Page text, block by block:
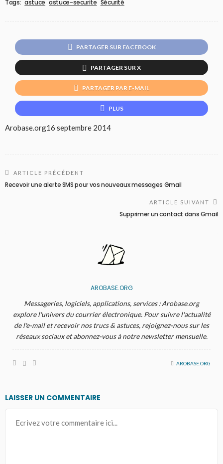
Tags: astuce astuce-securite Sécurité
PARTAGER SUR FACEBOOK
PARTAGER SUR X
PARTAGER PAR E-MAIL
PLUS
Arobase.org16 septembre 2014
ARTICLE PRÉCÉDENT
Recevoir une alerte SMS pour vos nouveaux messages Gmail
ARTICLE SUIVANT
Supprimer un contact dans Gmail
AROBASE.ORG
Messageries, logiciels, applications, services : Arobase.org
explore l'univers du courrier électronique. Pour suivre l'actualité
de l'e-mail et recevoir nos trucs & astuces, rejoignez-nous sur les
réseaux sociaux et abonnez-vous à notre newsletter mensuelle.
AROBASE.ORG
LAISSER UN COMMENTAIRE